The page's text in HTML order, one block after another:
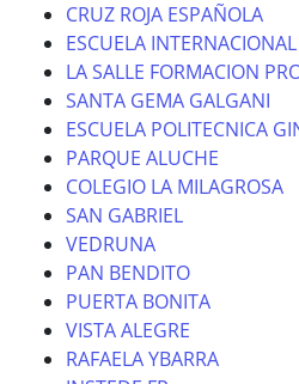
CRUZ ROJA ESPAÑOLA
ESCUELA
LA SALLE FORMACION
SANTA GEMA GALGANI
ESCUELA POLITECNICA
PARQUE ALUCHE
COLEGIO LA MILAGROSA
SAN GABRIEL
VEDRUNA
PAN BENDITO
PUERTA BONITA
VISTA ALEGRE
RAFAELA YBARRA